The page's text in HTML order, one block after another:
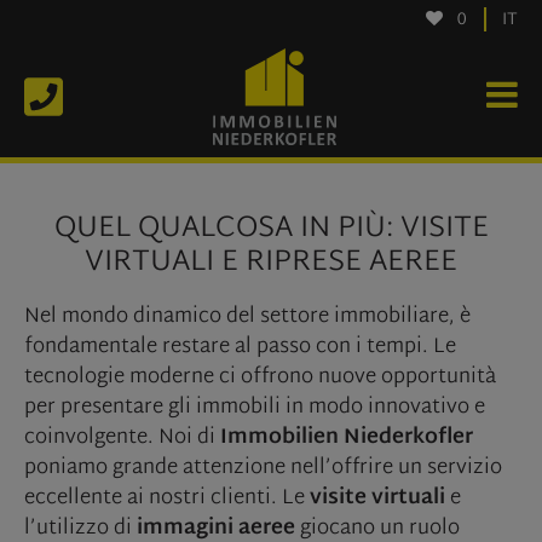
0 IT
QUEL QUALCOSA IN PIÙ: VISITE
VIRTUALI E RIPRESE AEREE
Nel mondo dinamico del settore immobiliare, è
fondamentale restare al passo con i tempi. Le
tecnologie moderne ci offrono nuove opportunità
per presentare gli immobili in modo innovativo e
coinvolgente. Noi di Immobilien Niederkofler
poniamo grande attenzione nell’offrire un servizio
eccellente ai nostri clienti. Levisite virtualie
l’utilizzo di immagini aereegiocano un ruolo